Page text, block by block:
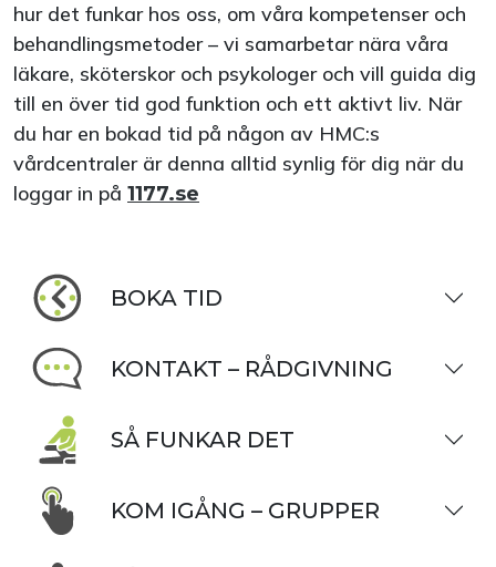
hur det funkar hos oss, om våra kompetenser och
behandlingsmetoder – vi samarbetar nära våra
läkare, sköterskor och psykologer och vill guida dig
till en över tid god funktion och ett aktivt liv. När
du har en bokad tid på någon av HMC:s
vårdcentraler är denna alltid synlig för dig när du
loggar in på 1177.se
BOKA TID
KONTAKT – RÅDGIVNING
SÅ FUNKAR DET
KOM IGÅNG – GRUPPER